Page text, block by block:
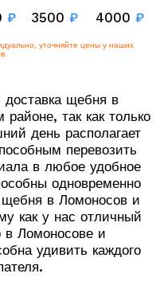
₽ 3500 ₽ 4000 ₽
уточняйте цены у наших
щебня в
так как только
день располагает
перевозить
в любое удобное
одновременно
в Ломоносов и
как у нас отличный
в Ломоносове и
удивить каждого